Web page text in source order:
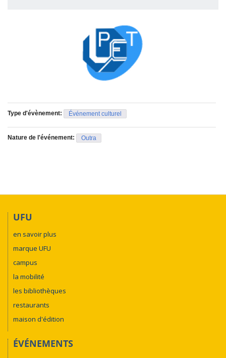
Type d'évènement: Événement culturel
Nature de l'événement: Outra
UFU
en savoir plus
marque UFU
campus
la mobilité
les bibliothèques
restaurants
maison d'édition
ÉVÉNEMENTS